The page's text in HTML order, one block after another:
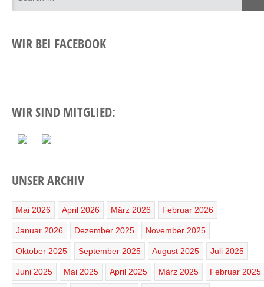
WIR BEI FACEBOOK
WIR SIND MITGLIED:
UNSER ARCHIV
Mai 2026 April 2026 März 2026 Februar 2026
Januar 2026 Dezember 2025 November 2025
Oktober 2025 September 2025 August 2025 Juli 2025
Juni 2025 Mai 2025 April 2025 März 2025 Februar 2025